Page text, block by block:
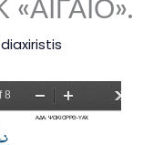
diaxiristis